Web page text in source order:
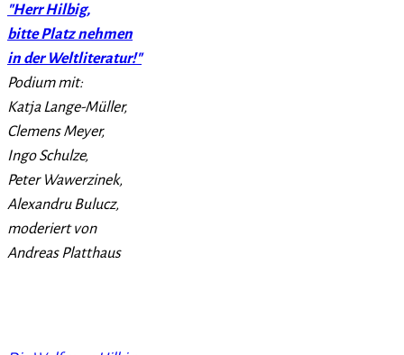
"Herr Hilbig,
bitte Platz nehmen
in der Weltliteratur!"
Podium mit:
Katja Lange-Müller,
Clemens Meyer,
Ingo Schulze,
Peter Wawerzinek,
Alexandru Bulucz,
moderiert von
Andreas Platthaus